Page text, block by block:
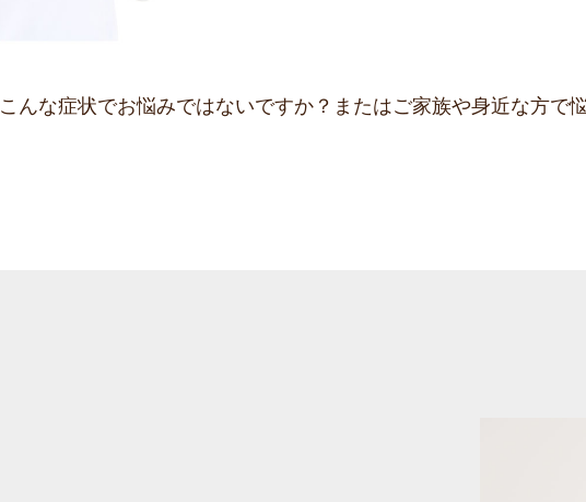
こんな症状でお悩みではないですか？またはご家族や身近な方で